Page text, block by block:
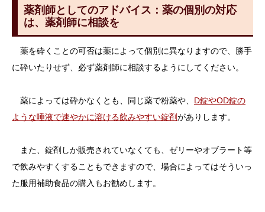
薬剤師としてのアドバイス：薬の個別の対応
は、薬剤師に相談を
薬を砕くことの可否は薬によって個別に異なりますので、勝手
に砕いたりせず、必ず薬剤師に相談するようにしてください。
薬によっては砕かなくとも、同じ薬で粉薬や、 D錠やOD錠の
ような唾液で速やかに溶ける飲みやすい錠剤がありします。
また、錠剤しか販売されていなくても、ゼリーやオブラート等
で飲みやすくすることもできますので、場合によってはそういっ
た服用補助食品の購入もお勧めします。